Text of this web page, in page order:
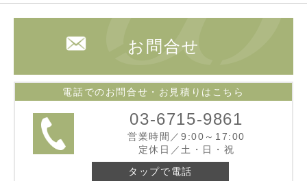
お問合せ
電話でのお問合せ・お見積りはこちら
03-6715-9861
営業時間／9:00～17:00
定休日／土・日・祝
タップで電話